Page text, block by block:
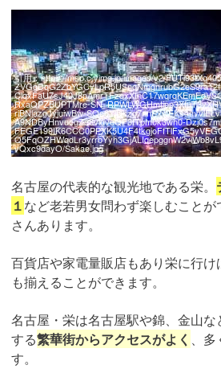
引用：https://msp.c.yimg.jp/images/v2/
RxaQPZBUPTMre-
riBNlazgJyjuiwBw-
A9NDByHnvucgZe8vldveQF3fTpm0k3wh0-
vQxc9dayO/Sakae.jpg
名古屋の代表的な観光地である栄。
１など老若男女問わず楽しむことが
さんあります。
百貨店や家電量販店もあり栄に行
も揃えることができます。
名古屋・栄は名古屋駅や錦、金山な
する繁華街からアクセスがよく 、多
す。